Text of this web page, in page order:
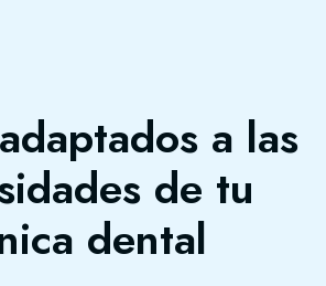
a las
de tu
dental